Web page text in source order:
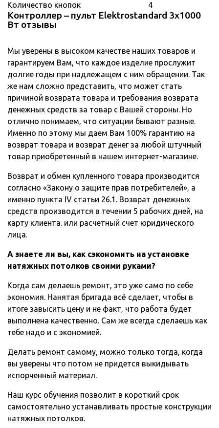
Количество кнопок
4
Контроллер – пульт Elektrostandard 3х1000
Вт отзывы
Мы уверены в высоком качестве наших товаров и
гарантируем Вам, что каждое изделие прослужит
долгие годы при надлежащем с ним обращении. Так
же нам сложно представить, что может стать
причиной возврата товара и требования возврата
денежных средств за товар с Вашей стороны. Но
отлично понимаем, что ситуации бывают разные.
Именно по этому мы даем Вам 100% гарантию на
возврат товара и возврат денег за любой штучный
товар приобретенный в нашем интернет-магазине.
Возврат и обмен купленного товара производится
согласно «Закону о защите прав потребителей», а
именно пункта IV статьи 26.1. Возврат денежных
средств производится в течении 5 рабочих дней, на
карту клиента. или расчетный счет юридического
лица.
А знаете ли вы, как сэкономить на установке
натяжных потолков своими руками?
Когда сам делаешь ремонт, это уже само по себе
экономия. Нанятая бригада всё сделает, чтобы в
итоге завысить цену и не факт, что работа будет
выполнена качественно. Сам же всегда сделаешь как
тебе надо и с экономией.
Делать ремонт самому, можно только тогда, когда
вы уверены что потом не придется выкидывать
испорченный материал.
Наш курс обучения позволит в короткий срок
самостоятельно устанавливать простые конструкции
натяжных потолков.